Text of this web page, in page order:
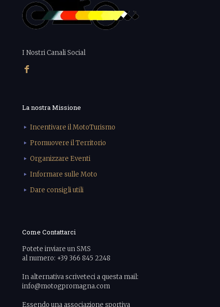
I Nostri Canali Social
La nostra Missione
Incentivare il MotoTurismo
Promuovere il Territorio
Organizzare Eventi
Informare sulle Moto
Dare consigli utili
Come Contattarci
Potete inviare un SMS
al numero: +39 366 845 2248
In alternativa scriveteci a questa mail:
info@motogpromagna.com
Essendo una associazione sportiva